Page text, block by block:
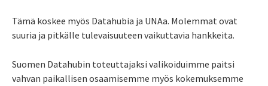
Tämä koskee myös Datahubia ja UNAa. Molemmat ovat
suuria ja pitkälle tulevaisuuteen vaikuttavia hankkeita.
Suomen Datahubin toteuttajaksi valikoiduimme paitsi
vahvan paikallisen osaamisemme myös kokemuksemme